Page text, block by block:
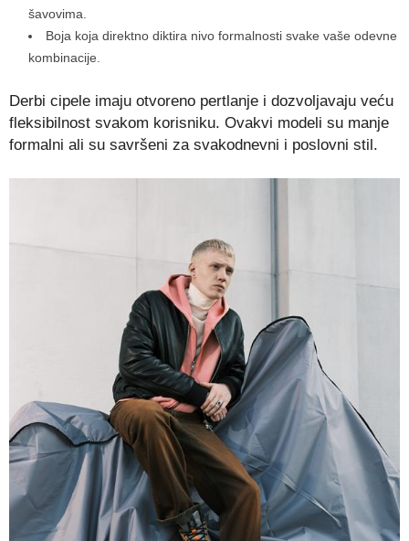
šavovima.
Boja koja direktno diktira nivo formalnosti svake vaše odevne
kombinacije.
Derbi cipele imaju otvoreno pertlanje i dozvoljavaju veću
fleksibilnost svakom korisniku. Ovakvi modeli su manje
formalni ali su savršeni za svakodnevni i poslovni stil.